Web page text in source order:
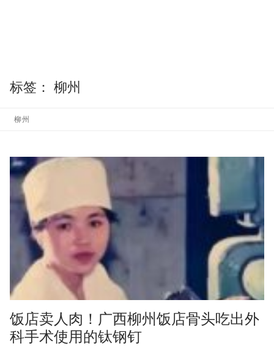
标签： 柳州
柳州
饭店卖人肉！广西柳州饭店骨头吃出外
科手术使用的钛钢钉